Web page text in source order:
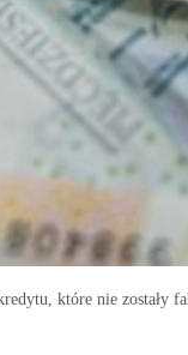
które nie zostały